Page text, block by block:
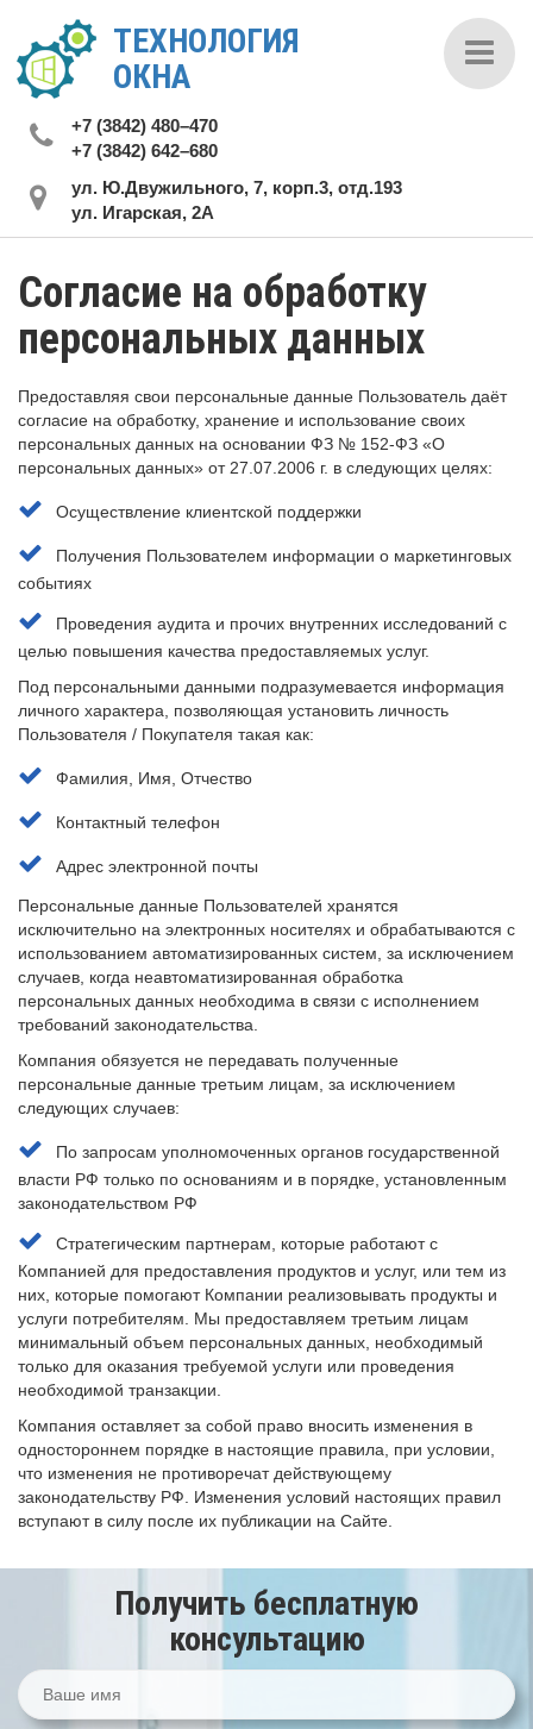
ТЕХНОЛОГИЯ
ОКНА
+7 (3842) 480–470
+7 (3842) 642–680
ул. Ю.Двужильного, 7, корп.3, отд.193
ул. Игарская, 2А
Согласие на обработку
персональных данных
Предоставляя свои персональные данные Пользователь даёт
согласие на обработку, хранение и использование своих
персональных данных на основании ФЗ № 152-ФЗ «О
персональных данных» от 27.07.2006 г. в следующих целях:
Осуществление клиентской поддержки
Получения Пользователем информации о маркетинговых
событиях
Проведения аудита и прочих внутренних исследований с
целью повышения качества предоставляемых услуг.
Под персональными данными подразумевается информация
личного характера, позволяющая установить личность
Пользователя / Покупателя такая как:
Фамилия, Имя, Отчество
Контактный телефон
Адрес электронной почты
Персональные данные Пользователей хранятся
исключительно на электронных носителях и обрабатываются с
использованием автоматизированных систем, за исключением
случаев, когда неавтоматизированная обработка
персональных данных необходима в связи с исполнением
требований законодательства.
Компания обязуется не передавать полученные
персональные данные третьим лицам, за исключением
следующих случаев:
По запросам уполномоченных органов государственной
власти РФ только по основаниям и в порядке, установленным
законодательством РФ
Стратегическим партнерам, которые работают с
Компанией для предоставления продуктов и услуг, или тем из
них, которые помогают Компании реализовывать продукты и
услуги потребителям. Мы предоставляем третьим лицам
минимальный объем персональных данных, необходимый
только для оказания требуемой услуги или проведения
необходимой транзакции.
Компания оставляет за собой право вносить изменения в
одностороннем порядке в настоящие правила, при условии,
что изменения не противоречат действующему
законодательству РФ. Изменения условий настоящих правил
вступают в силу после их публикации на Сайте.
Получить бесплатную
консультацию